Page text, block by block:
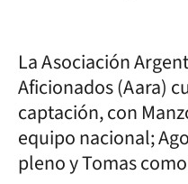
La Asociación
Aficionados (Aara)
captación, con
equipo nacional;
pleno y Tomas